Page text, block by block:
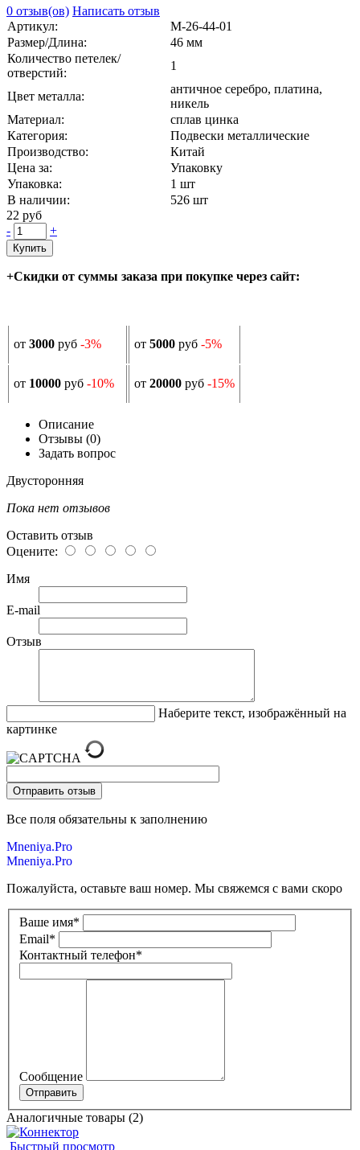
0 отзыв(ов) Написать отзыв
Артикул:
М-26-44-01
Размер/Длина:
46 мм
Количество петелек/
отверстий:
1
Цвет металла:
античное серебро, платина,
никель
Материал:
сплав цинка
Категория:
Подвески металлические
Производство:
Китай
Цена за:
Упаковку
Упаковка:
1 шт
В наличии:
526 шт
22 руб
-
+
Купить
+Скидки от суммы заказа при покупке через сайт:
от 3000 руб -3% от 5000 руб -5%
от 10000 руб -10% от 20000 руб -15%
Описание
Отзывы (0)
Задать вопрос
Двусторонняя
Пока нет отзывов
Оставить отзыв
Оцените:
Имя
E-mail
Отзыв
Наберите текст, изображённый на
картинке
Все поля обязательны к заполнению
Mneniya.Pro
Mneniya.Pro
Пожалуйста, оставьте ваш номер. Мы свяжемся с вами скоро
Ваше имя*
Email*
Контактный телефон*
Сообщение
Аналогичные товары (2)
Быстрый просмотр